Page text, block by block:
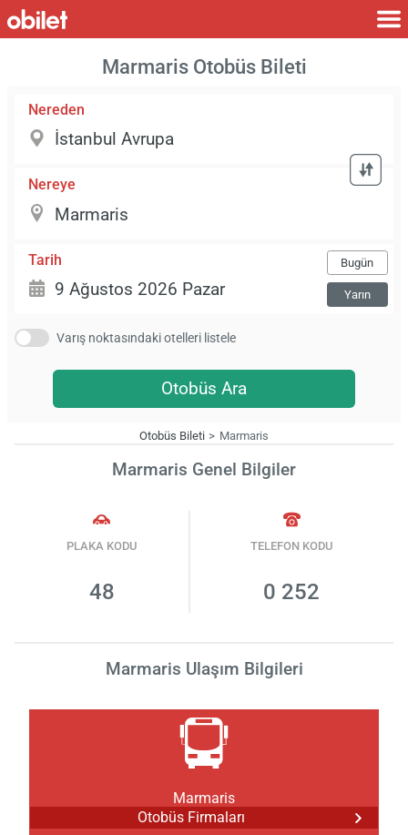
Marmaris Otobüs Bileti
Nereden
Nereye
Tarih Bugün
Yarın
Varış noktasındaki otelleri listele
Otobüs Ara
Otobüs Bileti Marmaris
Marmaris Genel Bilgiler
PLAKA KODU
48
TELEFON KODU
0 252
Marmaris Ulaşım Bilgileri
Marmaris
Otobüs Firmaları